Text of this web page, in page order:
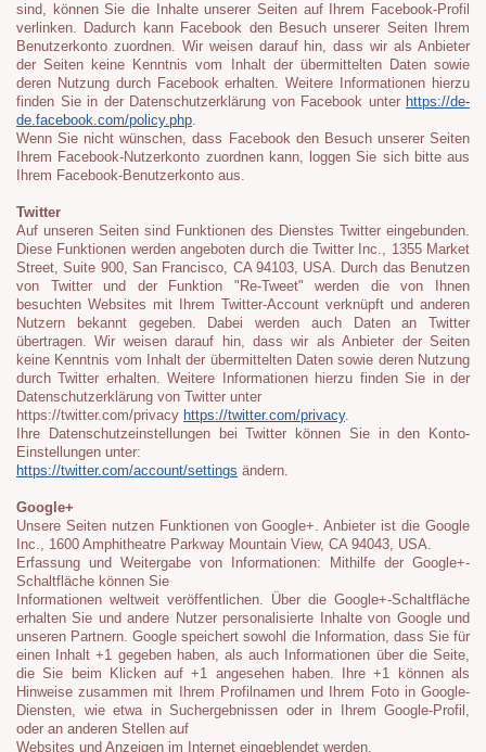
sind, können Sie die Inhalte unserer Seiten auf Ihrem Facebook-Profil
verlinken. Dadurch kann Facebook den Besuch unserer Seiten Ihrem
Benutzerkonto zuordnen. Wir weisen darauf hin, dass wir als Anbieter
der Seiten keine Kenntnis vom Inhalt der übermittelten Daten sowie
deren Nutzung durch Facebook erhalten. Weitere Informationen hierzu
finden Sie in der Datenschutzerklärung von Facebook unter https://de-
de.facebook.com/policy.php
Wenn Sie nicht wünschen, dass Facebook den Besuch unserer Seiten
Ihrem Facebook-Nutzerkonto zuordnen kann, loggen Sie sich bitte aus
Ihrem Facebook-Benutzerkonto aus.
Twitter
Auf unseren Seiten sind Funktionen des Dienstes Twitter eingebunden.
Diese Funktionen werden angeboten durch die Twitter Inc., 1355 Market
Street, Suite 900, San Francisco, CA 94103, USA. Durch das Benutzen
von Twitter und der Funktion "Re-Tweet" werden die von Ihnen
besuchten Websites mit Ihrem Twitter-Account verknüpft und anderen
Nutzern bekannt gegeben. Dabei werden auch Daten an Twitter
übertragen. Wir weisen darauf hin, dass wir als Anbieter der Seiten
keine Kenntnis vom Inhalt der übermittelten Daten sowie deren Nutzung
durch Twitter erhalten. Weitere Informationen hierzu finden Sie in der
Datenschutzerklärung von Twitter unter
https://twitter.com/privacy https://twitter.com/privacy.
Ihre Datenschutzeinstellungen bei Twitter können Sie in den Konto-
Einstellungen unter:
https://twitter.com/account/settings ändern.
Google+
Unsere Seiten nutzen Funktionen von Google+. Anbieter ist die Google
Inc., 1600 Amphitheatre Parkway Mountain View, CA 94043, USA.
Erfassung und Weitergabe von Informationen: Mithilfe der Google+-
Schaltfläche können Sie
Informationen weltweit veröffentlichen. Über die Google+-Schaltfläche
erhalten Sie und andere Nutzer personalisierte Inhalte von Google und
unseren Partnern. Google speichert sowohl die Information, dass Sie für
einen Inhalt +1 gegeben haben, als auch Informationen über die Seite,
die Sie beim Klicken auf +1 angesehen haben. Ihre +1 können als
Hinweise zusammen mit Ihrem Profilnamen und Ihrem Foto in Google-
Diensten, wie etwa in Suchergebnissen oder in Ihrem Google-Profil,
oder an anderen Stellen auf
Websites und Anzeigen im Internet eingeblendet werden.